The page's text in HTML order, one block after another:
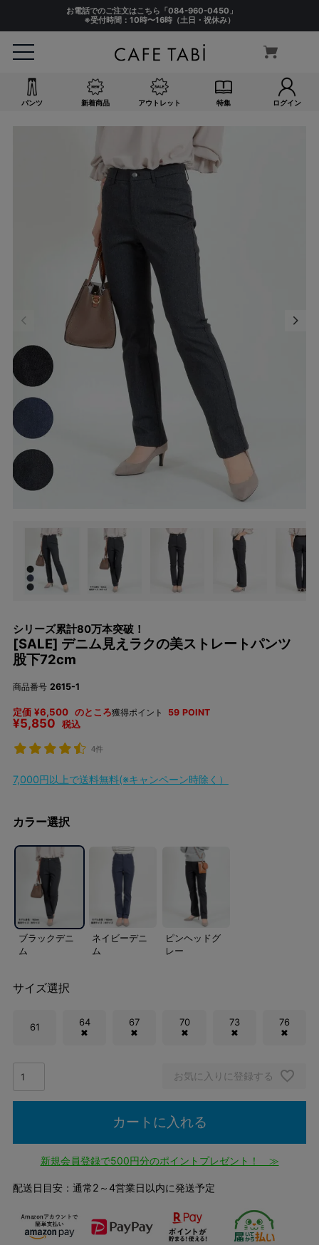
お電話でのご注文はこちら「084-960-0450 」
※受付時間：10時〜16時（土日・祝休み）
パンツ 新着商品 アウトレット 特集 ログイン
シリーズ累計80万本突破！
[SALE] デニム見えラクの美ストレートパンツ
股下72cm
商品番号 2615-1
定価 ¥6,500 のところ
¥5,850 税込
獲得ポイント 59 POINT
4件
7,000円以上で送料無料(※キャンペーン時除く）
カラー選択
ブラックデニ
ム
ネイビーデニ
ム
ピンヘッドグ
レー
サイズ選択
61
64
✖
67
✖
70
✖
73
✖
76
✖
お気に入りに登録する
カートに入れる
新規会員登録で500円分のポイントプレゼント！ ≫
配送日目安：通常2～4営業日以内に発送予定